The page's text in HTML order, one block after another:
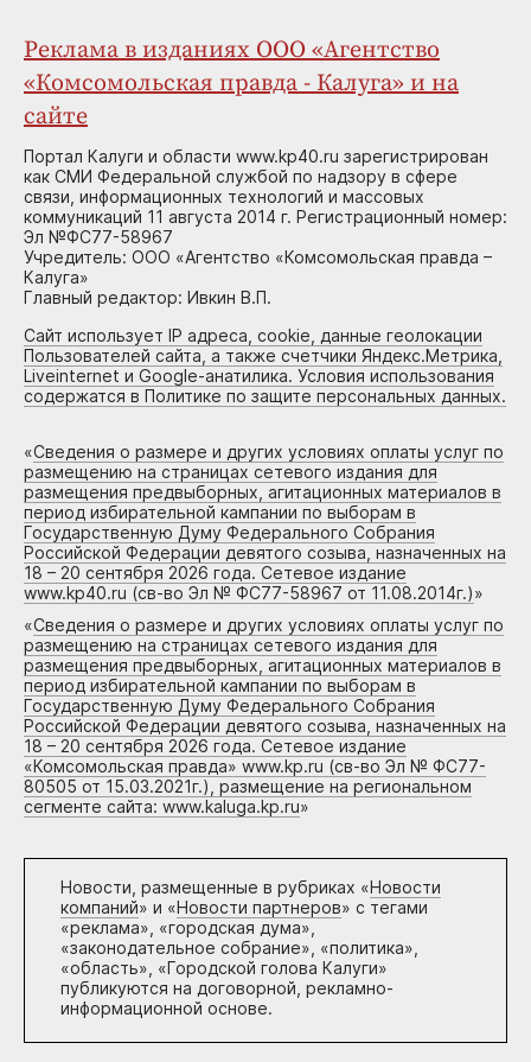
Реклама в изданиях ООО «Агентство
«Комсомольская правда - Калуга» и на
сайте
Портал Калуги и области www.kp40.ru зарегистрирован
как СМИ Федеральной службой по надзору в сфере
связи, информационных технологий и массовых
коммуникаций 11 августа 2014 г. Регистрационный номер:
Эл №ФС77-58967
Учредитель: ООО «Агентство «Комсомольская правда –
Калуга»
Главный редактор: Ивкин В.П.
Сайт использует IP адреса, cookie, данные геолокации
Пользователей сайта, а также счетчики Яндекс.Метрика,
Liveinternet и Google-анатилика. Условия использования
содержатся в Политике по защите персональных данных.
«Сведения о размере и других условиях оплаты услуг по
размещению на страницах сетевого издания для
размещения предвыборных, агитационных материалов в
период избирательной кампании по выборам в
Государственную Думу Федерального Собрания
Российской Федерации девятого созыва, назначенных на
18 – 20 сентября 2026 года. Сетевое издание
www.kp40.ru (св-во Эл № ФС77-58967 от 11.08.2014г.)»
«Сведения о размере и других условиях оплаты услуг по
размещению на страницах сетевого издания для
размещения предвыборных, агитационных материалов в
период избирательной кампании по выборам в
Государственную Думу Федерального Собрания
Российской Федерации девятого созыва, назначенных на
18 – 20 сентября 2026 года. Сетевое издание
«Комсомольская правда» www.kp.ru (св-во Эл № ФС77-
80505 от 15.03.2021г.), размещение на региональном
сегменте сайта: www.kaluga.kp.ru»
Новости, размещенные в рубриках «Новости
компаний» и «Новости партнеров» с тегами
«реклама», «городская дума»,
«законодательное собрание», «политика»,
«область», «Городской голова Калуги»
публикуются на договорной, рекламно-
информационной основе.